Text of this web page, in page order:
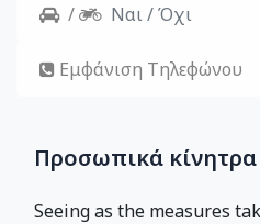
/ Ναι / Όχι
Εμφάνιση Τηλεφώνου
Προσωπικά κίνητρα
Seeing as the measures